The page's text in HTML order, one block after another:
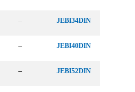
– JEBI34DIN
– JEBI40DIN
– JEBI52DIN